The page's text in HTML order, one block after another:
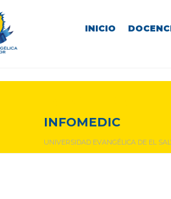
INICIO
INFOMEDIC
UNIVERSIDAD EVANGÉLICA DE EL